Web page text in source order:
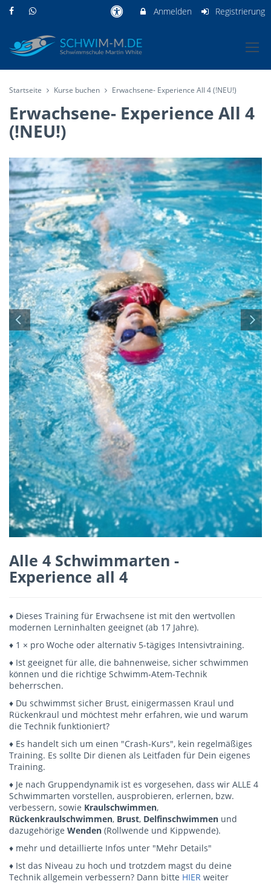
Anmelden Registrierung
Startseite Kurse buchen Erwachsene- Experience All 4 (!NEU!)
Erwachsene- Experience All 4
(!NEU!)
Alle 4 Schwimmarten -
Experience all 4
♦ Dieses Training für Erwachsene ist mit den wertvollen
modernen Lerninhalten geeignet (ab 17 Jahre).
♦ 1 × pro Woche oder alternativ 5-tägiges Intensivtraining.
♦ Ist geeignet für alle, die bahnenweise, sicher schwimmen
können und die richtige Schwimm-Atem-Technik
beherrschen.
♦ Du schwimmst sicher Brust, einigermassen Kraul und
Rückenkraul und möchtest mehr erfahren, wie und warum
die Technik funktioniert?
♦ Es handelt sich um einen "Crash-Kurs", kein regelmäßiges
Training. Es sollte Dir dienen als Leitfaden für Dein eigenes
Training.
♦ Je nach Gruppendynamik ist es vorgesehen, dass wir ALLE 4
Schwimmarten vorstellen, ausprobieren, erlernen, bzw.
verbessern, sowie Kraulschwimmen,
Rückenkraulschwimmen, Brust, Delfinschwimmen und
dazugehörige Wenden (Rollwende und Kippwende).
♦ mehr und detaillierte Infos unter "Mehr Details"
♦ Ist das Niveau zu hoch und trotzdem magst du deine
Technik allgemein verbessern? Dann bitte HIER weiter